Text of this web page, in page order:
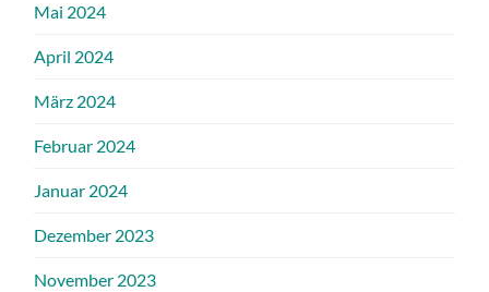
Mai 2024
April 2024
März 2024
Februar 2024
Januar 2024
Dezember 2023
November 2023